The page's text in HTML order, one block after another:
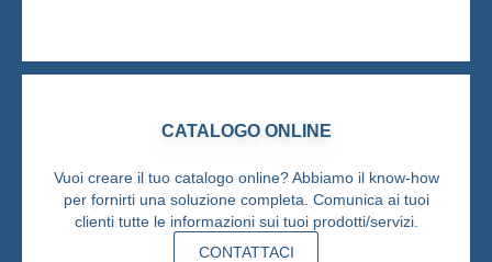
CATALOGO ONLINE
Vuoi creare il tuo catalogo online? Abbiamo il know-how
per fornirti una soluzione completa. Comunica ai tuoi
clienti tutte le informazioni sui tuoi prodotti/servizi.
CONTATTACI